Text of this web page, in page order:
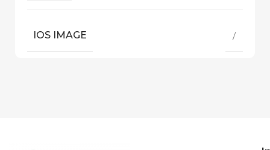
IOS IMAGE /